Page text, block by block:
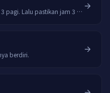
Jalankan di produksi. Perbaiki jam 3 pagi. Lalu pastikan jam 3 pagi tak perlu terjadi lagi.
berdiri.